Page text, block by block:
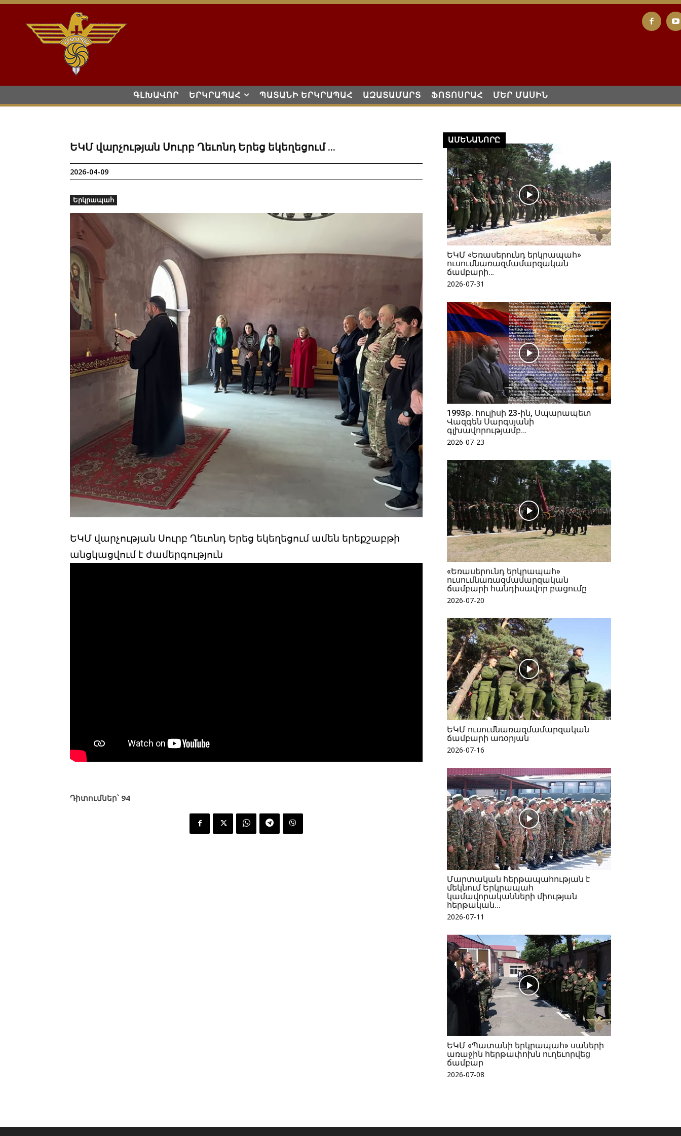
ԳԼԽԱՎՈՐ ԵՐԿՐԱՊԱՀ ՊԱՏԱՆԻ ԵՐԿՐԱՊԱՀ ԱԶԱՏԱՄԱՐՏ ՖՈՏՈՍՐԱՀ ՄԵՐ ՄԱՍԻՆ
ԵԿՄ վարչության Սուրբ Ղեւոնդ Երեց եկեղեցում …
2026-04-09
Երկրապահ
ԵԿՄ վարչության Սուրբ Ղեւոնդ Երեց եկեղեցում ամեն երեքշաբթի
անցկացվում է ժամերգություն
Դիտումներ՝ 94
ԱՄԵՆԱՆՈՐԸ
ԵԿՄ «Եռասերունդ երկրապահ»
ուսումնառազմամարզական
ճամբարի…
2026-07-31
1993թ. հուլիսի 23-ին, Սպարապետ
Վազգեն Սարգսյանի
գլխավորությամբ…
2026-07-23
«Եռասերունդ երկրապահ»
ուսումնառազմամարզական
ճամբարի հանդիսավոր բացումը
2026-07-20
ԵԿՄ ուսումնառազմամարզական
ճամբարի առօրյան
2026-07-16
Մարտական հերթապահության է
մեկնում Երկրապահ
կամավորականների միության
հերթական...
2026-07-11
ԵԿՄ «Պատանի երկրապահ» սաների
առաջին հերթափոխն ուղեւորվեց
ճամբար
2026-07-08